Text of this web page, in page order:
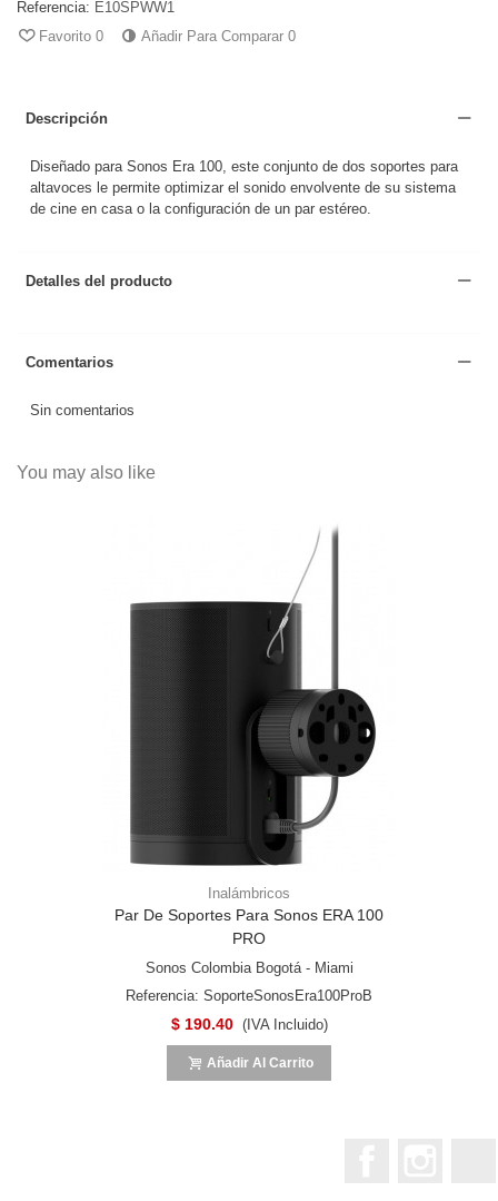
Referencia: E10SPWW1
Favorito 0 Añadir Para Comparar 0
Descripción
Diseñado para Sonos Era 100, este conjunto de dos soportes para
altavoces le permite optimizar el sonido envolvente de su sistema
de cine en casa o la configuración de un par estéreo.
Detalles del producto
Comentarios
Sin comentarios
You may also like
Inalámbricos
Par De Soportes Para Sonos ERA 100
PRO
Sonos Colombia Bogotá - Miami
Referencia: SoporteSonosEra100ProB
$ 190.40 (IVA Incluido)
Añadir Al Carrito